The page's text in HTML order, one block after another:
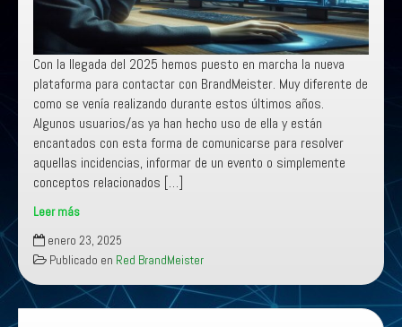
Con la llegada del 2025 hemos puesto en marcha la nueva
plataforma para contactar con BrandMeister. Muy diferente de
como se venía realizando durante estos últimos años.
Algunos usuarios/as ya han hecho uso de ella y están
encantados con esta forma de comunicarse para resolver
aquellas incidencias, informar de un evento o simplemente
conceptos relacionados […]
Nueva
plataforma
de
soporte
enero 23, 2025